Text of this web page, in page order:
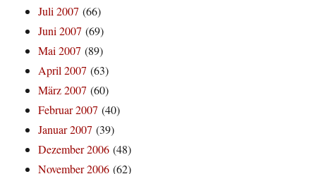
Juli 2007 (66)
Juni 2007 (69)
Mai 2007 (89)
April 2007 (63)
März 2007 (60)
Februar 2007 (40)
Januar 2007 (39)
Dezember 2006 (48)
November 2006 (62)